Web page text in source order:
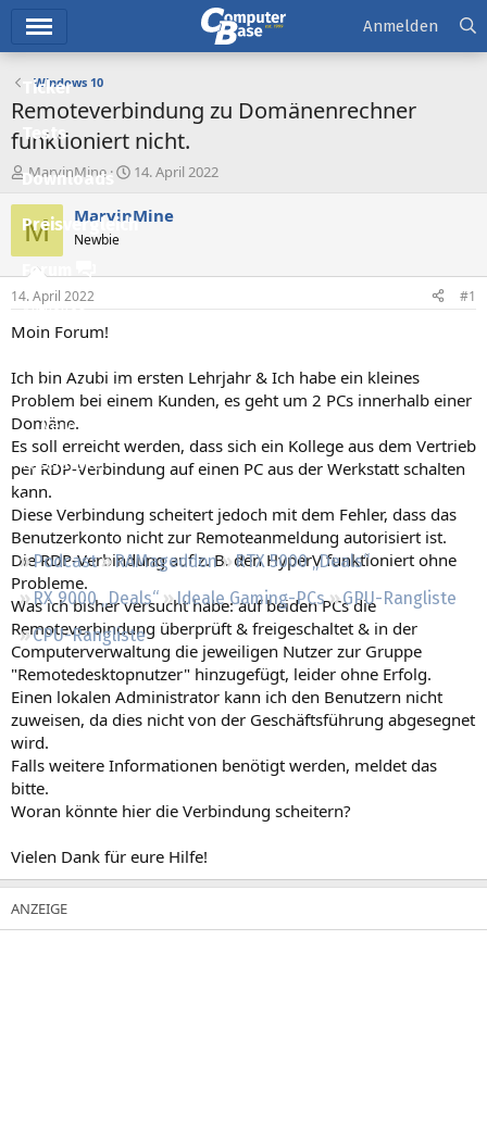
Ticker
Tests
Downloads
Preisvergleich
Forum
Aktuelles
Neue Beiträge
Neueste Aktivitäten
Leserartikel
Regeln
Podcast RAMageddon
RTX 5000 „Deals“
RX 9000 „Deals“
Ideale Gaming-PCs
GPU-Rangliste
CPU-Rangliste
Anmelden
Windows 10
Remoteverbindung zu Domänenrechner
funktioniert nicht.
E
r
s
t
e
r
MarvinMine
E
s
t
14. April 2022
M MarvinMine
Newbie
14. April 2022 #1
Moin Forum!
Ich bin Azubi im ersten Lehrjahr & Ich habe ein kleines
Problem bei einem Kunden, es geht um 2 PCs innerhalb einer
Domäne.
Es soll erreicht werden, dass sich ein Kollege aus dem Vertrieb
per RDP-Verbindung auf einen PC aus der Werkstatt schalten
kann.
Diese Verbindung scheitert jedoch mit dem Fehler, dass das
Benutzerkonto nicht zur Remoteanmeldung autorisiert ist.
Die RDP-Verbindung auf z. B. den HyperV funktioniert ohne
Probleme.
Was ich bisher versucht habe: auf beiden PCs die
Remoteverbindung überprüft & freigeschaltet & in der
Computerverwaltung die jeweiligen Nutzer zur Gruppe
"Remotedesktopnutzer" hinzugefügt, leider ohne Erfolg.
Einen lokalen Administrator kann ich den Benutzern nicht
zuweisen, da dies nicht von der Geschäftsführung abgesegnet
wird.
Falls weitere Informationen benötigt werden, meldet das
bitte.
Woran könnte hier die Verbindung scheitern?
Vielen Dank für eure Hilfe!